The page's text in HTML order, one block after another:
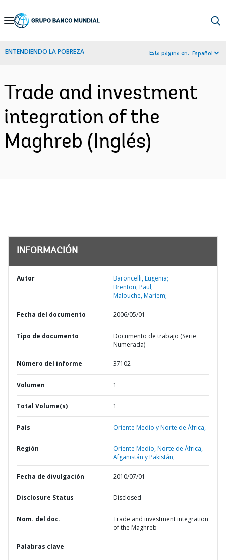
Skip
Navigation
ENTENDIENDO LA POBREZA Esta página en: Español
Trade and investment
integration of the
Maghreb (Inglés)
INFORMACIÓN
Autor
Baroncelli, Eugenia;
Brenton, Paul;
Malouche, Mariem;
Fecha del documento 2006/05/01
Tipo de documento
Documento de trabajo (Serie
Numerada)
Número del informe 37102
Volumen 1
Total Volume(s) 1
País Oriente Medio y Norte de África,
Región
Oriente Medio, Norte de África,
Afganistán y Pakistán,
Fecha de divulgación 2010/07/01
Disclosure Status Disclosed
Nom. del doc.
Trade and investment integration
of the Maghreb
Palabras clave